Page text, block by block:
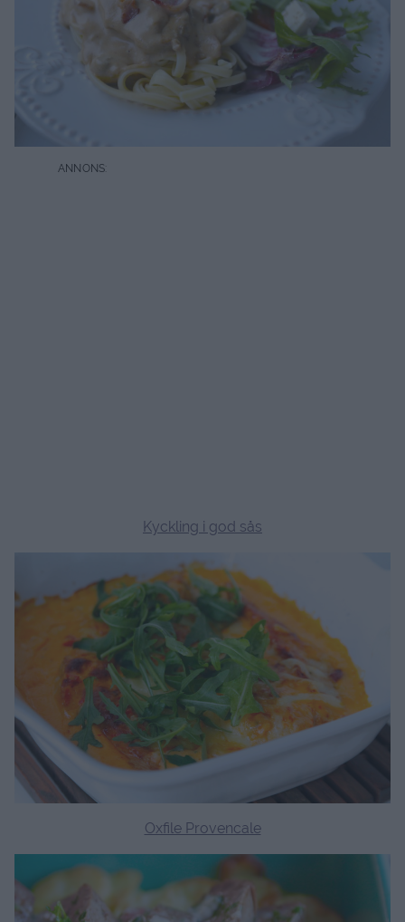
Kyckling i god sås
Oxfile Provencale